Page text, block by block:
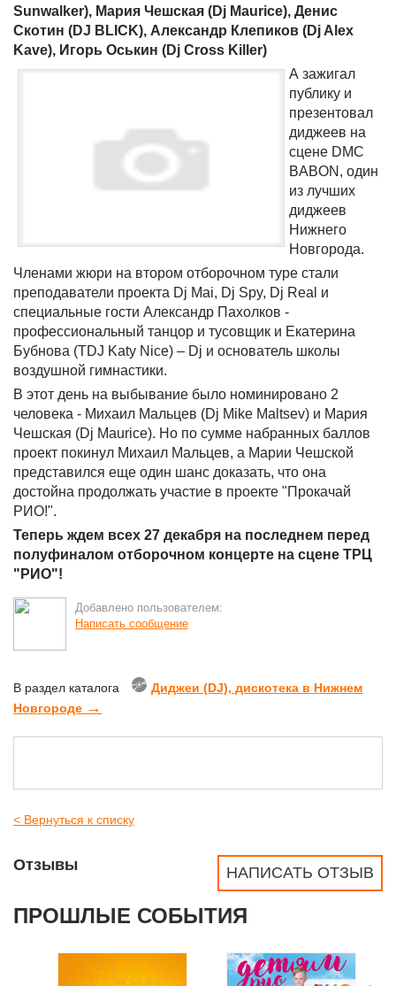
Sunwalker), Мария Чешская (Dj Maurice), Денис
Скотин (DJ BLICK), Александр Клепиков (Dj Alex
Kave), Игорь Оськин (Dj Cross Killer)
А зажигал
публику и
презентовал
диджеев на
сцене DMC
BABON, один
из лучших
диджеев
Нижнего
Новгорода.
Членами жюри на втором отборочном туре стали
преподаватели проекта Dj Mai, Dj Spy, Dj Real и
специальные гости Александр Пахолков -
профессиональный танцор и тусовщик и Екатерина
Бубнова (TDJ Katy Nice) – Dj и основатель школы
воздушной гимнастики.
В этот день на выбывание было номинировано 2
человека - Михаил Мальцев (Dj Mike Maltsev) и Мария
Чешская (Dj Maurice). Но по сумме набранных баллов
проект покинул Михаил Мальцев, а Марии Чешской
представился еще один шанс доказать, что она
достойна продолжать участие в проекте "Прокачай
РИО!".
Теперь ждем всех 27 декабря на последнем перед
полуфиналом отборочном концерте на сцене ТРЦ
"РИО"!
Добавлено пользователем:
Написать сообщение
В раздел каталога
Диджеи (DJ), дискотека в Нижнем
Новгороде →
< Вернуться к списку
НАПИСАТЬ ОТЗЫВ
Отзывы
ПРОШЛЫЕ СОБЫТИЯ